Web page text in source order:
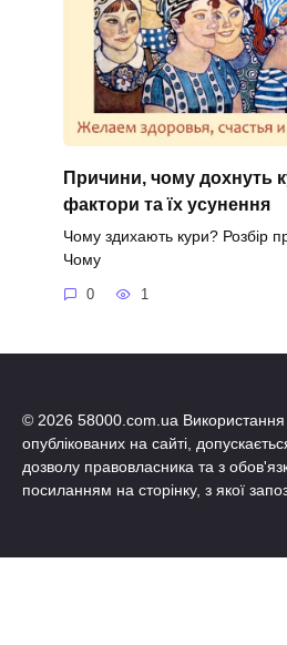
Причини, чому дохнуть
фактори та їх усунення
Чому здихають кури? Розбір
Чому
0 1
© 2026 58000.com.ua Використання
опублікованих на сайті,
дозволу правовласника та з
посиланням на сторінку, з якої